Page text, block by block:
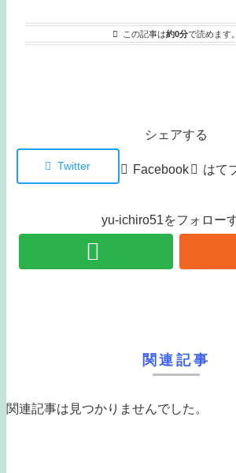
この記事は約0分で読めます。
シェアする
Twitter Facebook はて
yu-ichiro51をフォロー
関連記事
関連記事は見つかりませんでした。